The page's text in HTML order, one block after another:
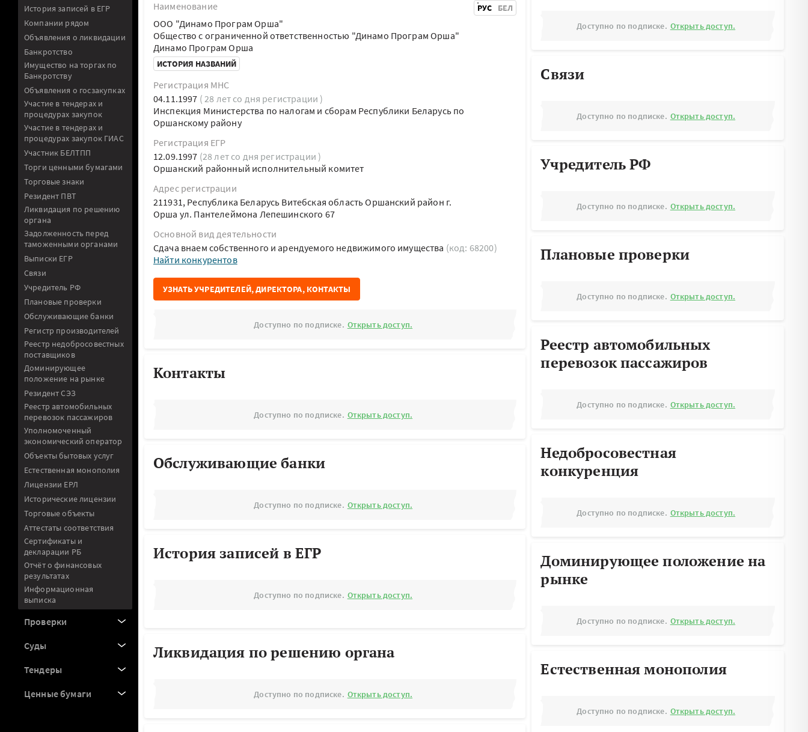
История записей в ЕГР
Компании рядом
Объявления о ликвидации
Банкротство
Имущество на торгах по
Банкротству
Объявления о госзакупках
Участие в тендерах и
процедурах закупок
Участие в тендерах и
процедурах закупок ГИАС
Участник БЕЛТПП
Торги ценными бумагами
Торговые знаки
Резидент ПВТ
Ликвидация по решению
органа
Задолженность перед
таможенными органами
Выписки ЕГР
Связи
Учредитель РФ
Плановые проверки
Обслуживающие банки
Регистр производителей
Реестр недобросовестных
поставщиков
Доминирующее
положение на рынке
Резидент СЭЗ
Реестр автомобильных
перевозок пассажиров
Уполномоченный
экономический оператор
Объекты бытовых услуг
Естественная монополия
Лицензии ЕРЛ
Исторические лицензии
Торговые объекты
Аттестаты соответствия
Сертификаты и
декларации РБ
Отчёт о финансовых
результатах
Информационная
выписка
Проверки
Суды
Тендеры
Ценные бумаги
Наименование
РУС БЕЛ
ООО "Динамо Програм Орша"
Общество с ограниченной ответственностью "Динамо Програм Орша"
Динамо Програм Орша
ИСТОРИЯ НАЗВАНИЙ
Регистрация МНС
04.11.1997 ( 28 лет со дня регистрации )
Инспекция Министерства по налогам и сборам Республики Беларусь по
Оршанскому району
Регистрация ЕГР
12.09.1997 (28 лет со дня регистрации )
Оршанский районный исполнительный комитет
Адрес регистрации
211931, Республика Беларусь Витебская область Оршанский район г.
Орша ул. Пантелеймона Лепешинского 67
Основной вид деятельности
Сдача внаем собственного и арендуемого недвижимого имущества (код: 68200)
Найти конкурентов
УЗНАТЬ УЧРЕДИТЕЛЕЙ, ДИРЕКТОРА, КОНТАКТЫ
Доступно по подписке. Открыть доступ.
Контакты
Доступно по подписке. Открыть доступ.
Обслуживающие банки
Доступно по подписке. Открыть доступ.
История записей в ЕГР
Доступно по подписке. Открыть доступ.
Ликвидация по решению органа
Доступно по подписке. Открыть доступ.
Доступно по подписке. Открыть доступ.
Связи
Доступно по подписке. Открыть доступ.
Учредитель РФ
Доступно по подписке. Открыть доступ.
Плановые проверки
Доступно по подписке. Открыть доступ.
Реестр автомобильных
перевозок пассажиров
Доступно по подписке. Открыть доступ.
Недобросовестная
конкуренция
Доступно по подписке. Открыть доступ.
Доминирующее положение на
рынке
Доступно по подписке. Открыть доступ.
Естественная монополия
Доступно по подписке. Открыть доступ.